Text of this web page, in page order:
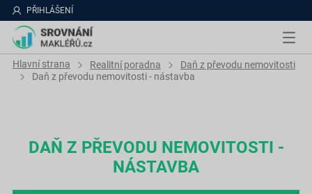
PŘIHLÁŠENÍ
Hlavní strana Realitní poradna
Daň z převodu nemovitosti
Daň z převodu nemovitosti - nástavba
DAŇ Z PŘEVODU NEMOVITOSTI -
NÁSTAVBA